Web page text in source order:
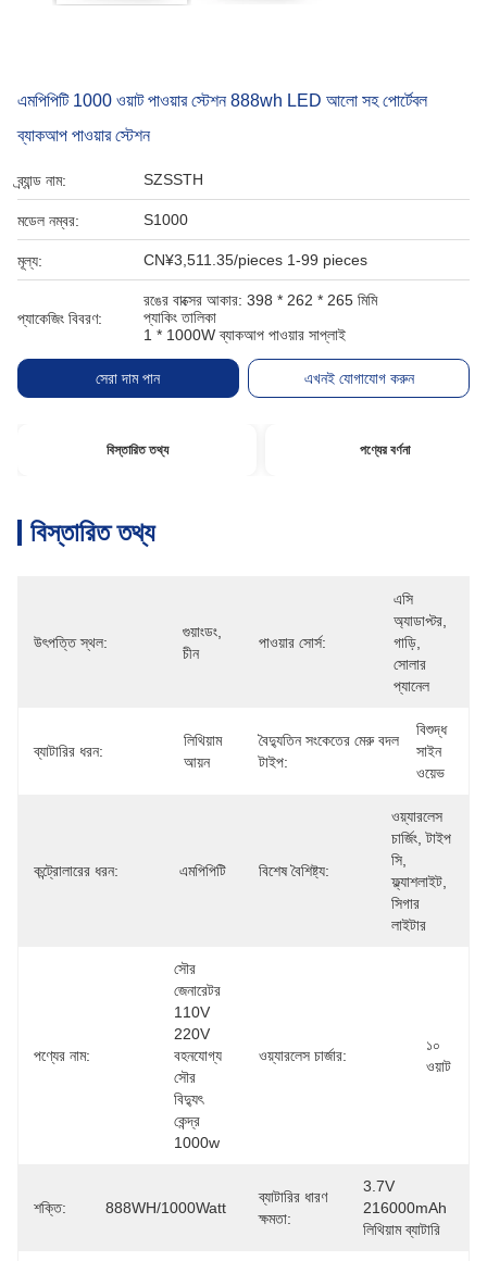
এমপিপিটি 1000 ওয়াট পাওয়ার স্টেশন 888wh LED আলো সহ পোর্টেবল
ব্যাকআপ পাওয়ার স্টেশন
ব্র্যান্ড নাম: SZSSTH
মডেল নম্বর: S1000
মূল্য: CN¥3,511.35/pieces 1-99 pieces
প্যাকেজিং বিবরণ:
রঙের বাক্সের আকার: 398 * 262 * 265 মিমি
প্যাকিং তালিকা
1 * 1000W ব্যাকআপ পাওয়ার সাপ্লাই
সেরা দাম পান এখনই যোগাযোগ করুন
বিস্তারিত তথ্য পণ্যের বর্ণনা
বিস্তারিত তথ্য
উৎপত্তি স্থল:
গুয়াংডং,
চীন
পাওয়ার সোর্স:
এসি
অ্যাডাপ্টর,
গাড়ি,
সোলার
প্যানেল
ব্যাটারির ধরন:
লিথিয়াম
আয়ন
বৈদ্যুতিন সংকেতের মেরু বদল
টাইপ:
বিশুদ্ধ
সাইন
ওয়েভ
কন্ট্রোলারের ধরন: এমপিপিটি বিশেষ বৈশিষ্ট্য:
ওয়্যারলেস
চার্জিং, টাইপ
সি,
ফ্ল্যাশলাইট,
সিগার
লাইটার
পণ্যের নাম:
সৌর
জেনারেটর
110V
220V
বহনযোগ্য
সৌর
বিদ্যুৎ
কেন্দ্র
1000w
ওয়্যারলেস চার্জার:
১০
ওয়াট
শক্তি: 888WH/1000Watt
ব্যাটারির ধারণ
ক্ষমতা:
3.7V
216000mAh
লিথিয়াম ব্যাটারি